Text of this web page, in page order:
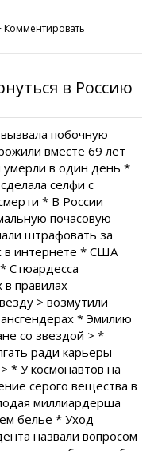
Комментировать
в Россию
побочную
вместе 69 лет
умерли в один день *
селфи с
* В России
почасовую
штрафовать за
в интернете * США
Стюардесса
в правилах
> возмутили
* Эмилию
со звездой > *
ради карьеры
* У космонавтов на
серого вещества в
миллиардерша
белье * Уход
назвали вопросом